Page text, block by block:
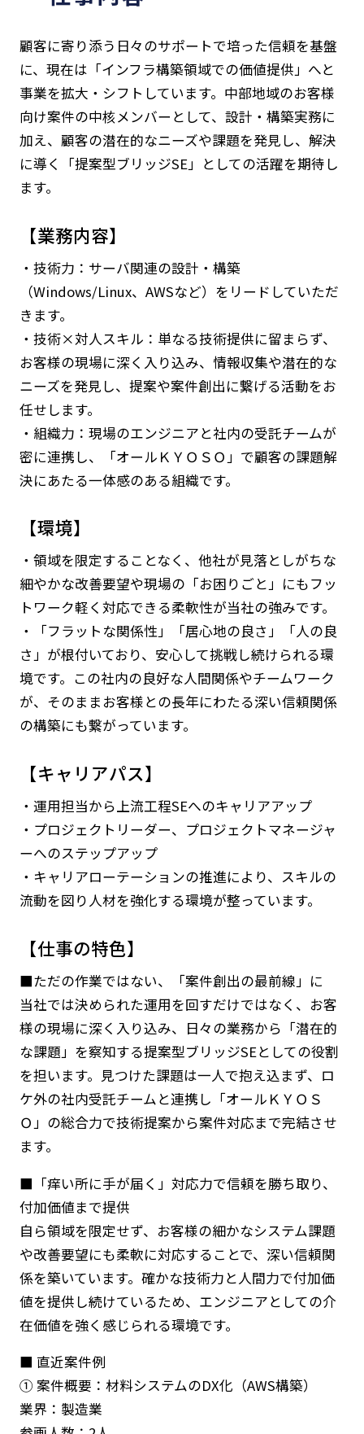
顧客に寄り添う日々のサポートで培った信頼を基盤
に、現在は「インフラ構築領域での価値提供」へと
事業を拡大・シフトしています。中部地域のお客様
向け案件の中核メンバーとして、設計・構築実務に
加え、顧客の潜在的なニーズや課題を発見し、解決
に導く「提案型ブリッジSE」としての活躍を期待し
ます。
【業務内容】
・技術力：サーバ関連の設計・構築
（Windows/Linux、AWSなど）をリードしていただ
きます。
・技術×対人スキル：単なる技術提供に留まらず、
お客様の現場に深く入り込み、情報収集や潜在的な
ニーズを発見し、提案や案件創出に繋げる活動をお
任せします。
・組織力：現場のエンジニアと社内の受託チームが
密に連携し、「オールＫＹＯＳＯ」で顧客の課題解
決にあたる一体感のある組織です。
【環境】
・領域を限定することなく、他社が見落としがちな
細やかな改善要望や現場の「お困りごと」にもフッ
トワーク軽く対応できる柔軟性が当社の強みです。
・「フラットな関係性」「居心地の良さ」「人の良
さ」が根付いており、安心して挑戦し続けられる環
境です。この社内の良好な人間関係やチームワーク
が、そのままお客様との長年にわたる深い信頼関係
の構築にも繋がっています。
【キャリアパス】
・運用担当から上流工程SEへのキャリアアップ
・プロジェクトリーダー、プロジェクトマネージャ
ーへのステップアップ
・キャリアローテーションの推進により、スキルの
流動を図り人材を強化する環境が整っています。
【仕事の特色】
■ただの作業ではない、「案件創出の最前線」に
当社では決められた運用を回すだけではなく、お客
様の現場に深く入り込み、日々の業務から「潜在的
な課題」を察知する提案型ブリッジSEとしての役割
を担います。見つけた課題は一人で抱え込まず、ロ
ケ外の社内受託チームと連携し「オールＫＹＯＳ
Ｏ」の総合力で技術提案から案件対応まで完結させ
ます。
■「痒い所に手が届く」対応力で信頼を勝ち取り、
付加価値まで提供
自ら領域を限定せず、お客様の細かなシステム課題
や改善要望にも柔軟に対応することで、深い信頼関
係を築いています。確かな技術力と人間力で付加価
値を提供し続けているため、エンジニアとしての介
在価値を強く感じられる環境です。
■ 直近案件例
① 案件概要：材料システムのDX化（AWS構築）
業界：製造業